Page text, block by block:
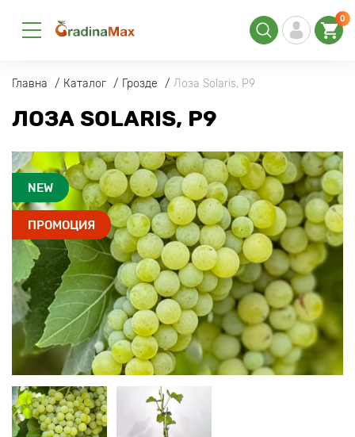
0
Главна Каталог Грозде Лоза Solaris, Р9
ЛОЗА SOLARIS, Р9
NEW
ПРОМОЦИЯ